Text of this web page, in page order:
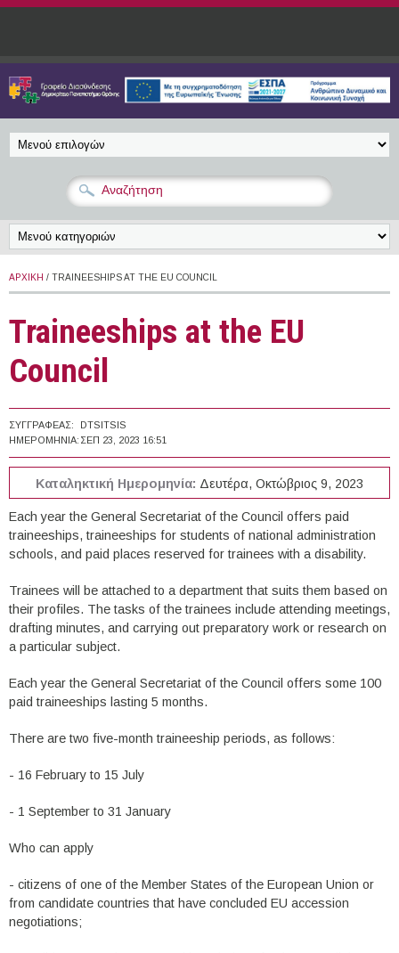
Παράκαμψη προς το κυρίως περιεχόμενο
ΑΡΧΙΚΉ / TRAINEESHIPS AT THE EU COUNCIL
Traineeships at the EU
Council
ΣΥΓΓΡΑΦΈΑΣ:
DTSITSIS
ΗΜΕΡΟΜΗΝΊΑ: ΣΕΠ 23, 2023 16:51
Καταληκτική Ημερομηνία: Δευτέρα, Οκτώβριος 9, 2023
Each year the General Secretariat of the Council offers paid
traineeships, traineeships for students of national administration
schools, and paid places reserved for trainees with a disability.
Trainees will be attached to a department that suits them based on
their profiles. The tasks of the trainees include attending meetings,
drafting minutes, and carrying out preparatory work or research on
a particular subject.
Each year the General Secretariat of the Council offers some 100
paid traineeships lasting 5 months.
There are two five-month traineeship periods, as follows:
- 16 February to 15 July
- 1 September to 31 January
Who can apply
- citizens of one of the Member States of the European Union or
from candidate countries that have concluded EU accession
negotiations;